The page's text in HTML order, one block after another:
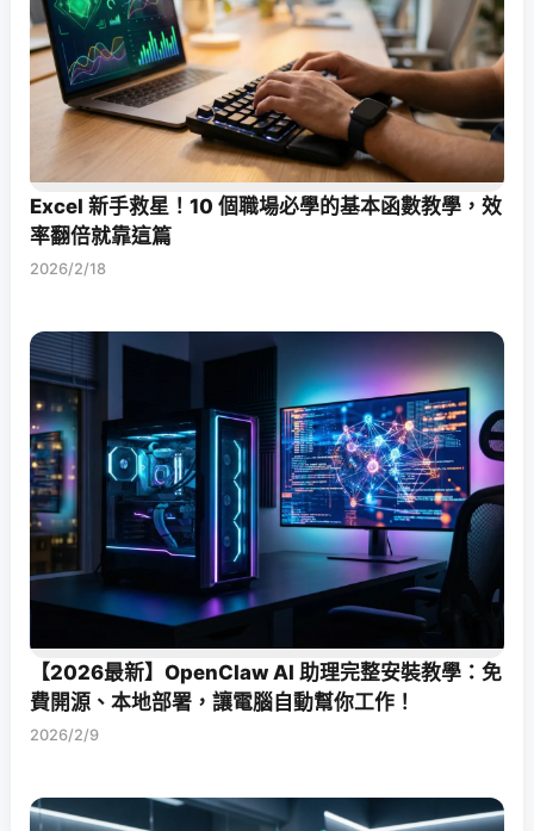
Excel 新手救星！10 個職場必學的基本函數教學，效
率翻倍就靠這篇
2026/2/18
【2026最新】OpenClaw AI 助理完整安裝教學：免
費開源、本地部署，讓電腦自動幫你工作！
2026/2/9